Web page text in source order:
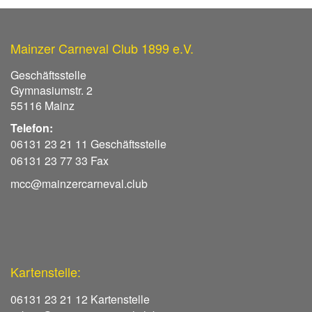
Mainzer Carneval Club 1899 e.V.
Geschäftsstelle
Gymnasiumstr. 2
55116 Mainz
Telefon:
06131 23 21 11 Geschäftsstelle
06131 23 77 33 Fax
mcc@mainzercarneval.club
Kartenstelle:
06131 23 21 12 Kartenstelle